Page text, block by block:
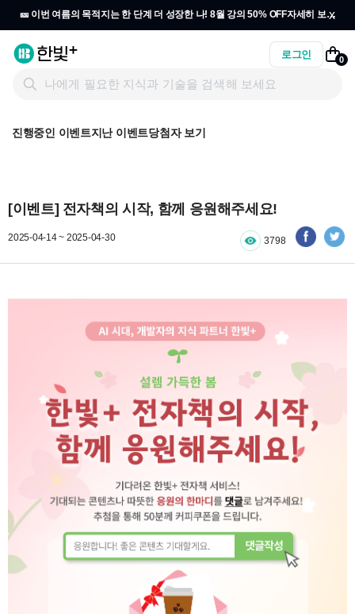
🎫 이번 여름의 목적지는 한 단계 더 성장한 나! 8월 강의 50% OFF자세히 보기
x
로그인 0
진행중인 이벤트지난 이벤트당첨자 보기
[이벤트] 전자책의 시작, 함께 응원해주세요!
2025-04-14 ~ 2025-04-30 3798